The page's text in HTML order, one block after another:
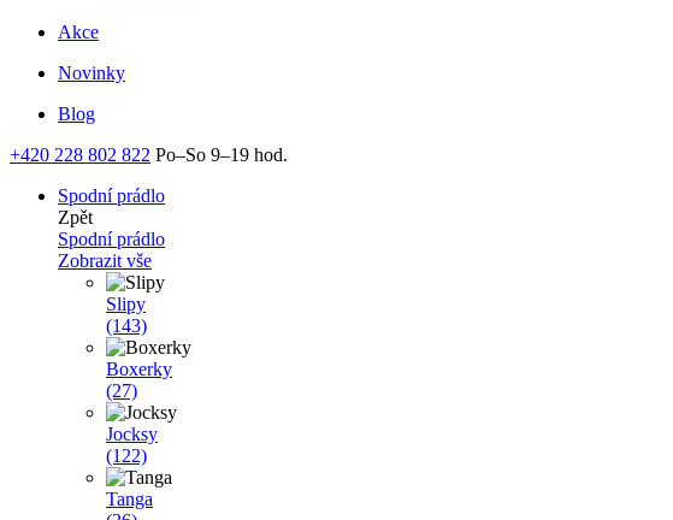
Akce
Novinky
Blog
+420 228 802 822 Po–So 9–19 hod.
Spodní prádlo
Zpět
Spodní prádlo
Zobrazit vše
Slipy
(143)
Boxerky
(27)
Jocksy
(122)
Tanga